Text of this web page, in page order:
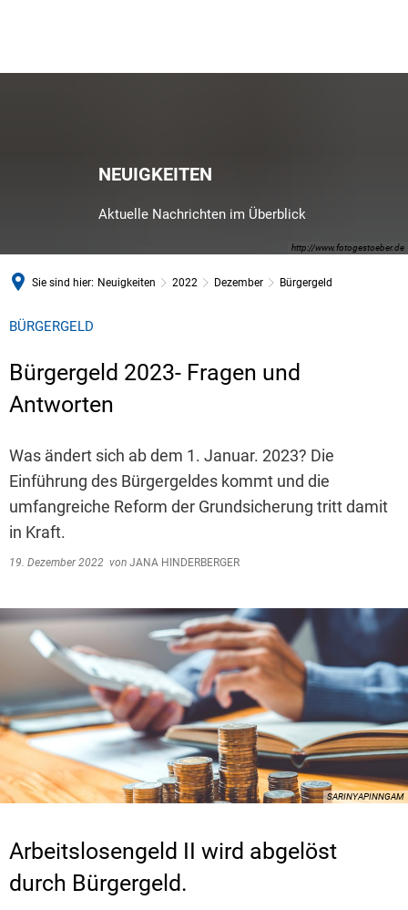
http://www.fotogestoeber.de
NEUIGKEITEN
Aktuelle Nachrichten im Überblick
Sie sind hier: Neuigkeiten 2022 Dezember Bürgergeld
BÜRGERGELD
Bürgergeld 2023- Fragen und
Antworten
Was ändert sich ab dem 1. Januar. 2023? Die
Einführung des Bürgergeldes kommt und die
umfangreiche Reform der Grundsicherung tritt damit
in Kraft.
19. Dezember 2022 von JANA HINDERBERGER
SARINYAPINNGAM
Arbeitslosengeld II wird abgelöst
durch Bürgergeld.